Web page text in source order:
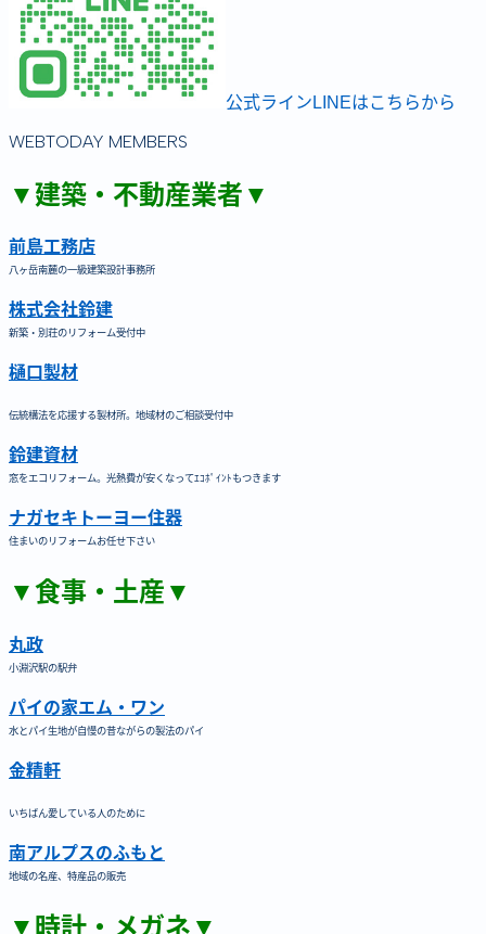
公式ラインLINEはこちらから
WEBTODAY MEMBERS
▼建築・不動産業者▼
前島工務店
八ヶ岳南麓の一級建築設計事務所
株式会社鈴建
新築・別荘のリフォーム受付中
樋口製材
伝統構法を応援する製材所。地域材のご相談受付中
鈴建資材
窓をエコリフォーム。光熱費が安くなってｴｺﾎﾟｲﾝﾄもつきます
ナガセキトーヨー住器
住まいのリフォームお任せ下さい
▼食事・土産▼
丸政
小淵沢駅の駅弁
パイの家エム・ワン
水とパイ生地が自慢の昔ながらの製法のパイ
金精軒
いちばん愛している人のために
南アルプスのふもと
地域の名産、特産品の販売
▼時計・メガネ▼